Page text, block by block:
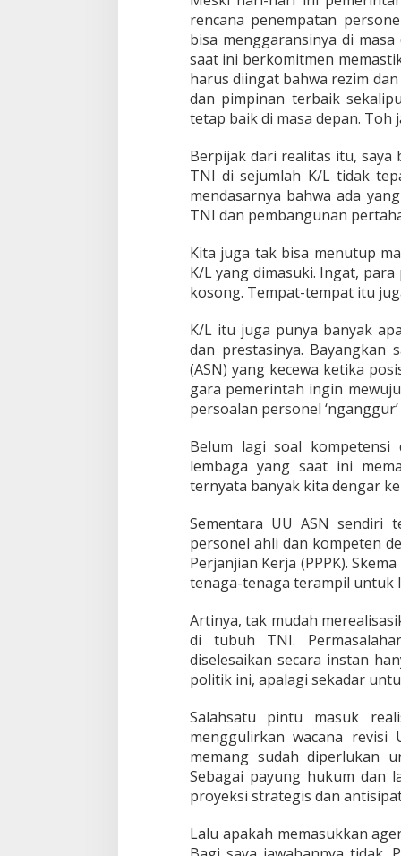
rencana penempatan
bisa menggaransinya di
saat ini berkomitmen
harus diingat bahwa rezim
dan pimpinan terbaik
tetap baik di masa depan. Toh
Berpijak dari realitas itu, saya
TNI di sejumlah K/L tidak
mendasarnya bahwa ada
TNI dan pembangunan
Kita juga tak bisa menutup
K/L yang dimasuki. Ingat,
kosong. Tempat-tempat itu
K/L itu juga punya banyak
dan prestasinya. Bayangkan
(ASN) yang kecewa ketika
gara pemerintah ingin
persoalan personel
Belum lagi soal kompetensi
lembaga yang saat ini
ternyata banyak kita dengar
Sementara UU ASN sendiri
personel ahli dan kompeten
Perjanjian Kerja (PPPK).
tenaga-tenaga terampil untuk
Artinya, tak mudah
di tubuh TNI.
diselesaikan secara instan
politik ini, apalagi sekadar
Salahsatu pintu masuk
menggulirkan wacana
memang sudah diperlukan
Sebagai payung hukum dan
proyeksi strategis dan
Lalu apakah memasukkan